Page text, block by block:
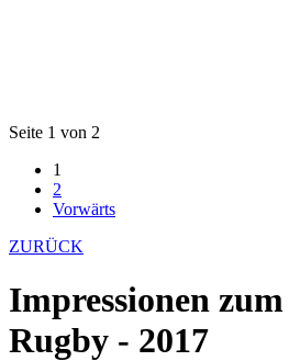
Seite 1 von 2
1
2
Vorwärts
ZURÜCK
Impressionen
Rugby - 2017